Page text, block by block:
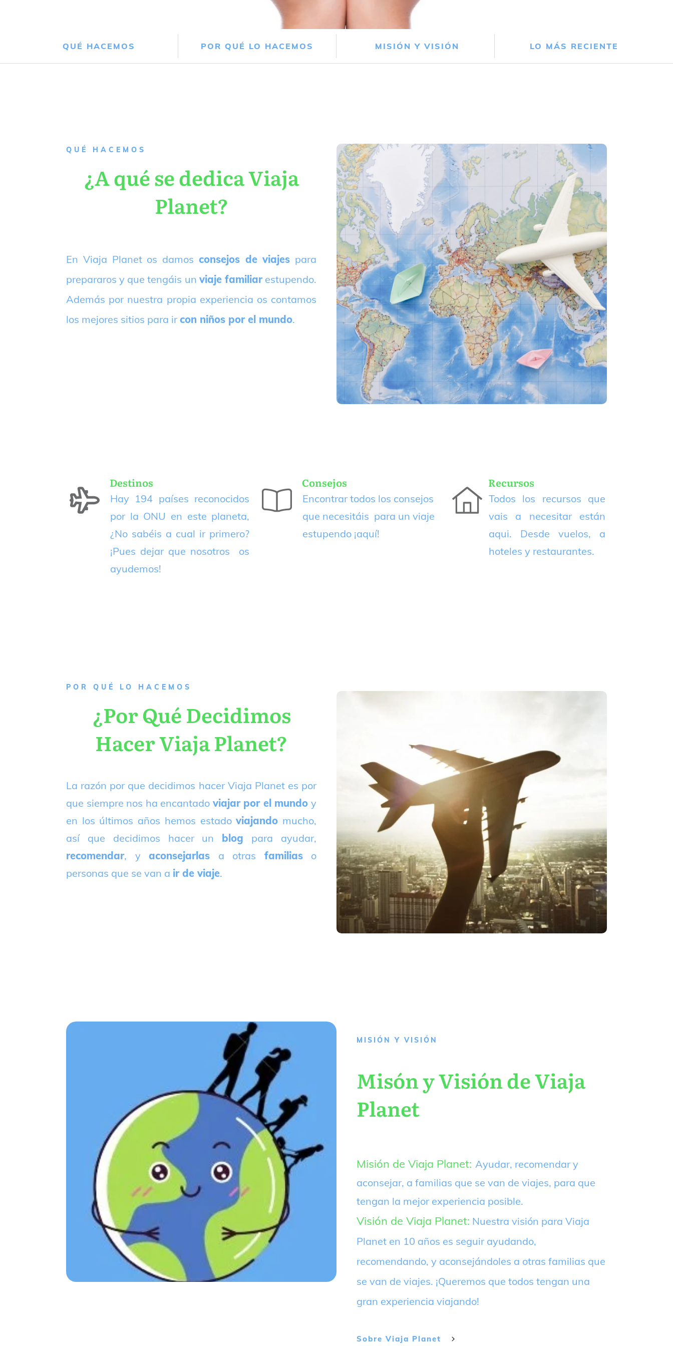
QUÉ HACEMOS POR QUÉ LO HACEMOS MISIÓN Y VISIÓN LO MÁS RECIENTE
QUÉ HACEMOS
¿A qué se dedica Viaja
Planet?
En Viaja Planet os damos consejos de viajes para
prepararos y que tengáis un viaje familiarestupendo.
Además por nuestra propia experiencia os contamos
los mejores sitios para ir con niños por el mundo.
Destinos
Hay 194 países reconocidos
por la ONU en este planeta,
¿No sabéis a cual ir primero?
¡Pues dejar que nosotros os
ayudemos!
Consejos
Encontrar todos los consejos
que necesitáis para un viaje
estupendo ¡aquí!
Recursos
Todos los recursos que
vais a necesitar están
aqui. Desde vuelos, a
hoteles y restaurantes.
P OR QUÉ LO HACEMOS
¿Por Qué Decidimos
Hacer Viaja Planet?
La razón por que decidimos hacer Viaja Planet es por
que siempre nos ha encantado viajar por el mundo y
en los últimos años hemos estadoviajando mucho,
así que decidimos hacer un blog para ayudar,
recomendar, y aconsejarlas a otras familiaso
personas que se van a ir de viaje.
MISIÓN Y VISIÓN
Misón y Visión de Viaja
Planet
Misión de Viaja Planet: Ayudar, recomendar y
aconsejar, a familias que se van de viajes, para que
tengan la mejor experiencia posible.
Visión de Viaja Planet: Nuestra visión para Viaja
Planet en 10 años es seguir ayudando,
recomendando, y aconsejándoles a otras familias que
se van de viajes. ¡Queremos que todos tengan una
gran experiencia viajando!
Sobre Viaja Planet